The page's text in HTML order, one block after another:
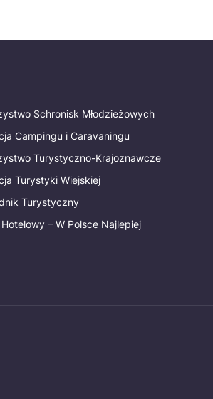
Schronisk Młodzieżowych
Campingu i Caravaningu
Turystyczno-Krajoznawcze
Turystyki Wiejskiej
Turystyczny
– W Polsce Najlepiej